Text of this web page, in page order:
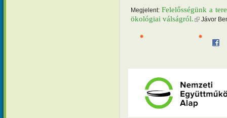
Megjelent: Felelősségünk a
ökológiai válságról. (külső
Jávor